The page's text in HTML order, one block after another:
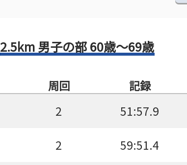
2.5km 男子の部 60歳～69歳
周回 記録
2 51:57.9
2 59:51.4